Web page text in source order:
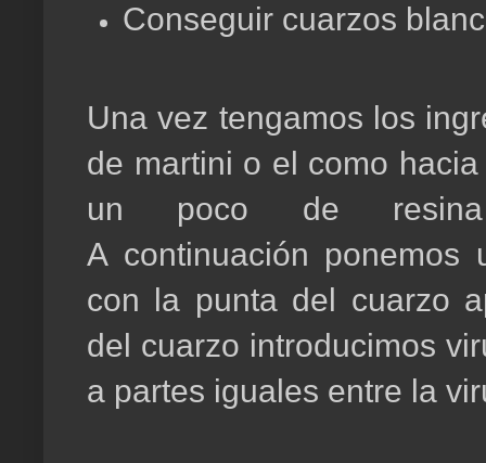
Conseguir cuarzos
Una vez tengamos los
de martini o el como
un poco de
A continuación
con la punta del cuarzo
del cuarzo introducimos
a partes iguales entre la